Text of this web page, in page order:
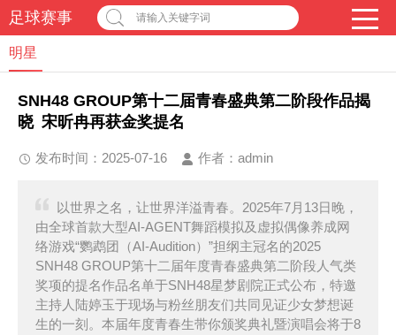
足球赛事 请输入关键字词
明星
SNH48 GROUP第十二届青春盛典第二阶段作品揭
晓 宋昕冉再获金奖提名
发布时间：2025-07-16 作者： admin
以世界之名，让世界洋溢青春。2025年7月13日晚，
由全球首款大型AI-AGENT舞蹈模拟及虚拟偶像养成网
络游戏“鹦鹉团（AI-Audition）”担纲主冠名的2025
SNH48 GROUP第十二届年度青春盛典第二阶段人气类
奖项的提名作品名单于SNH48星梦剧院正式公布，特邀
主持人陆婷玉于现场与粉丝朋友们共同见证少女梦想诞
生的一刻。本届年度青春生带你颁奖典礼暨演唱会将于8